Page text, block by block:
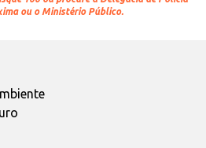
ou o Ministério Público.